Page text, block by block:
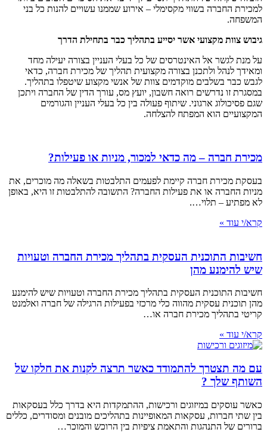
למכירת החברה בשווי מקסימלי – אירוע שממנו עשויים להנות כל בני
המשפחה.
גיבוש צוות מקצועי אשר יסייע בתהליך כבר בתחילת הדרך
על מנת לגשר אל האינטרסים של כל בעלי העניין בצורה יעילה מחד
ומאידך לנהל ולתכנן בצורה מקצועית תהליך של מכירת חברה, כדאי
לגבש כבר בשלבים מוקדמים צוות של אנשי מקצוע שיטפלו בתהליך.
במסגרת זו נדרשים רואה חשבון, יועץ מס, עורך הדין של החברה ויתכן
שגם פסיכולוג ארגוני. שיתוף פעולה בין כל בעלי העניין והגורמים
המקצועיים הוא המפתח להצלחה.
מכירת חברה – מה כדאי למכור, מניות או פעילות?
בעסקת מכירת חברה קיימת לפעמים התלבטות בשאלה מה מוכרים, את
מניות החברה או את פעילות החברה? התשובה להתלבטות זו היא, באופן
לא מפתיע – תלוי….
קרא/י עוד »
חשיבות התוכנית העסקית בתהליך מכירת החברה וטעויות
שיש להימנע מהן
חשיבות התוכנית העסקית בתהליך מכירת החברה וטעויות שיש להימנע
מהן תוכנית עסקית מהווה כלי מרכזי בפעילות הרגילה של חברה ואלמנט
קריטי בתהליך מכירת חברה או…
קרא/י עוד »
עם מה תצטרך להתמודד כאשר תרצה לקנות את חלקו של
השותף שלך ?
כאשר עוסקים במיזוגים ורכישות, ההתמקדות היא בדרך כלל בעסקאות
בין שתי חברות, עסקאות המאופיינות בתהליכים מובנים ומסודרים, כללים
ברורים של התנהגות והתאמת ציפיות בין הרוכש והמוכר…